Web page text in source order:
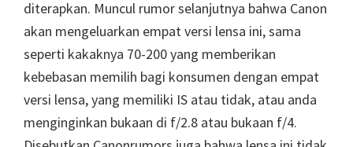
diterapkan. Muncul rumor selanjutnya bahwa Canon
akan mengeluarkan empat versi lensa ini, sama
seperti kakaknya 70-200 yang memberikan
kebebasan memilih bagi konsumen dengan empat
versi lensa, yang memiliki IS atau tidak, atau anda
menginginkan bukaan di f/2.8 atau bukaan f/4.